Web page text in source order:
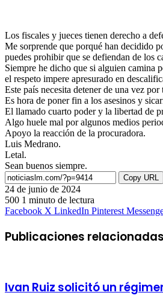
Los fiscales y jueces tienen derecho a
Me sorprende que porqué han decidido
puedes prohibir que se defiendan de los
Siempre he dicho que si alguien camina
el respeto impere apresurado en
Este país necesita detener de una vez
Es hora de poner fin a los asesinos y
El llamado cuarto poder y la libertad de
Algo huele mal por algunos medios
Apoyo la reacción de la procuradora.
Luis Medrano.
Letal.
Sean buenos siempre.
Copy URL
24 de junio de 2024
500 1 minuto de lectura
Facebook X LinkedIn Pinterest
Publicaciones relacionadas
Ivan Ruiz solicitó un